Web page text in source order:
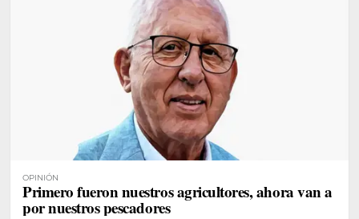
OPINIÓN
Primero fueron nuestros agricultores, ahora van a
por nuestros pescadores